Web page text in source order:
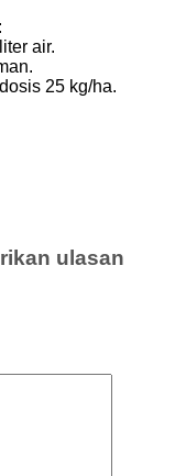
air.
25 kg/ha.
ulasan